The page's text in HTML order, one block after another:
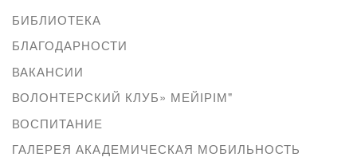
БИБЛИОТЕКА
БЛАГОДАРНОСТИ
ВАКАНСИИ
ВОЛОНТЕРСКИЙ КЛУБ» МЕЙІРІМ"
ВОСПИТАНИЕ
ГАЛЕРЕЯ АКАДЕМИЧЕСКАЯ МОБИЛЬНОСТЬ